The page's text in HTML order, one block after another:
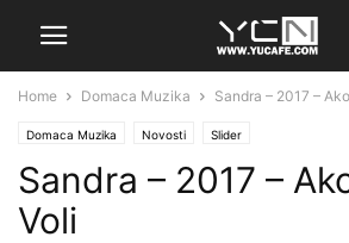
Home Domaca Muzika Sandra – 2017 –
Domaca Muzika Novosti Slider
Sandra – 2017 –
Voli